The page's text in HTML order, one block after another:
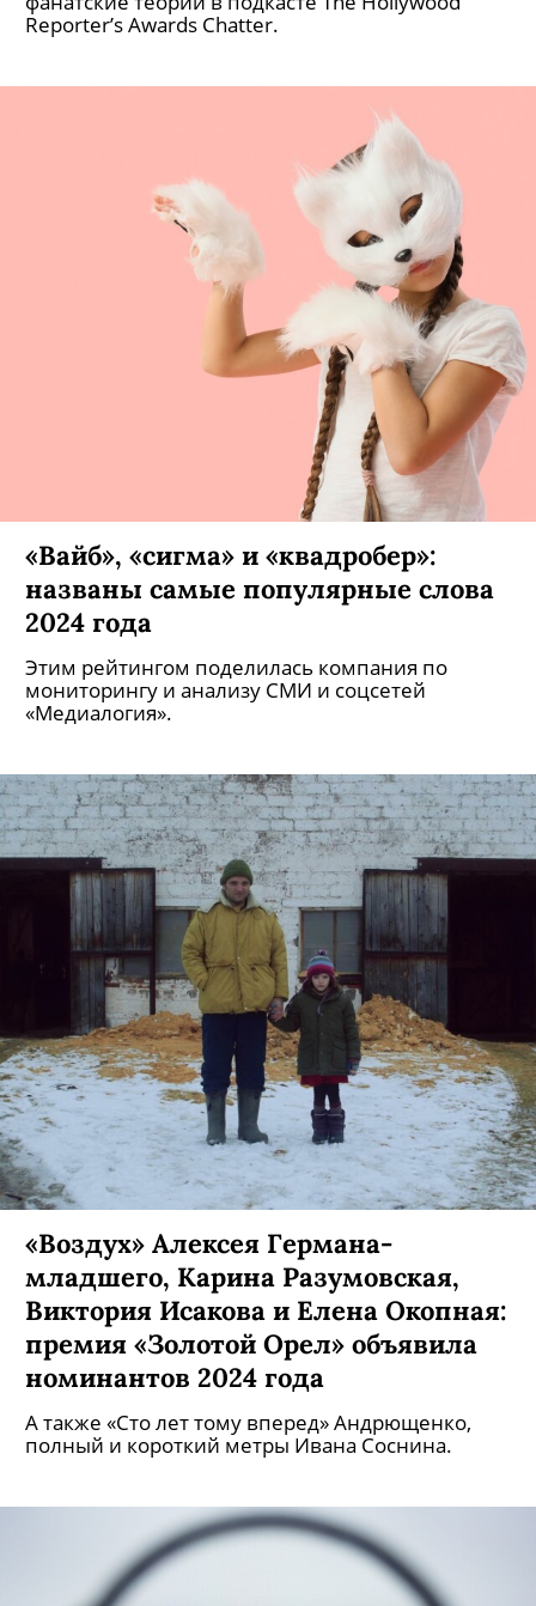
Reporter’s Awards Chatter.
«Вайб», «сигма» и «квадробер»:
названы самые популярные слова
2024 года
Этим рейтингом поделилась компания по
мониторингу и анализу СМИ и соцсетей
«Медиалогия».
«Воздух» Алексея Германа-
младшего, Карина Разумовская,
Виктория Исакова и Елена Окопная:
премия «Золотой Орел» объявила
номинантов 2024 года
А также «Сто лет тому вперед» Андрющенко,
полный и короткий метры Ивана Соснина.